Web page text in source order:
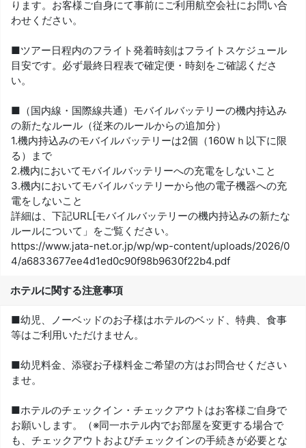
ります。お客様ご自身にて事前にご利用航空会社にお問い合
わせください。
■ツアー日程内のフライト発着時刻はフライトスケジュール
目安です。必ず最終日程表で確定便・時刻をご確認くださ
い。
■（国内線・国際線共通）モバイルバッテリーの機内持込み
の新たなルール（従来のルールからの追加分）
1.機内持込みのモバイルバッテリーは2個（160Ｗｈ以下に限
る）まで
2.機内においてモバイルバッテリーへの充電をしないこと
3.機内においてモバイルバッテリーから他の電子機器への充
電をしないこと
詳細は、下記URL[モバイルバッテリーの機内持込みの新たな
ルールについて」をご覧ください。
https://www.jata-net.or.jp/wp/wp-content/uploads/2026/0
4/a6833677ee4d1ed0c90f98b9630f22b4.pdf
ホテルに関する注意事項
■幼児、ノーベッドのお子様はホテルのベッド、特典、食事
等はご利用いただけません。
■幼児料金、添寝お子様料金ご希望の方はお問合せください
ませ。
■ホテルのチェックイン・チェックアウトはお客様ご自身で
お願いします。（※同一ホテル内でお部屋を変更する場合で
も、チェックアウトおよびチェックインの手続きが必要とな